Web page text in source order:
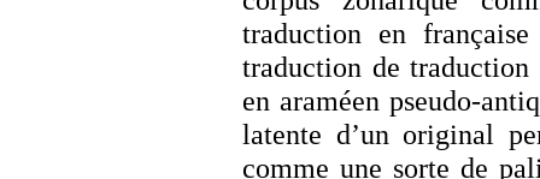
traduction en
traduction de
en araméen pseudo-
latente d’un original
comme une sorte de